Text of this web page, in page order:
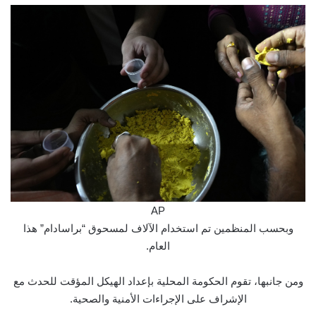
AP
وبحسب المنظمين تم استخدام الآلاف لمسحوق “براسادام” هذا
العام.
ومن جانبها، تقوم الحكومة المحلية بإعداد الهيكل المؤقت للحدث مع
الإشراف على الإجراءات الأمنية والصحية.